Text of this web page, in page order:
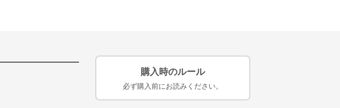
購入時のルール
必ず購入前にお読みください。